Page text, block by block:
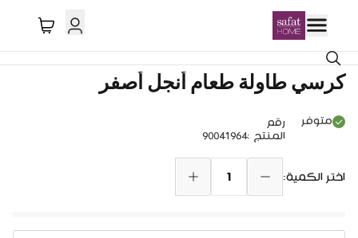
كرسي طاولة طعام أنجل أصفر
متوفر
رقم
المنتج :
90041964
اختر الكمية: 1